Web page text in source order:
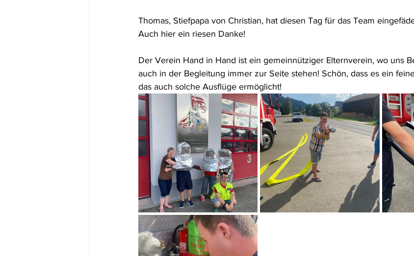
Thomas, Stiefpapa von Christian, hat diesen Tag für das Team
Auch hier ein riesen Danke!
Der Verein Hand in Hand ist ein gemeinnütziger Elternverein, wo uns
auch in der Begleitung immer zur Seite stehen! Schön, dass es ein
das auch solche Ausflüge ermöglicht!